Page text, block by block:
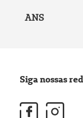
ANS
Siga nossas